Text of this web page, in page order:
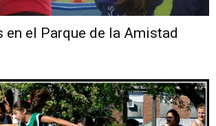
en el Parque de la Amistad